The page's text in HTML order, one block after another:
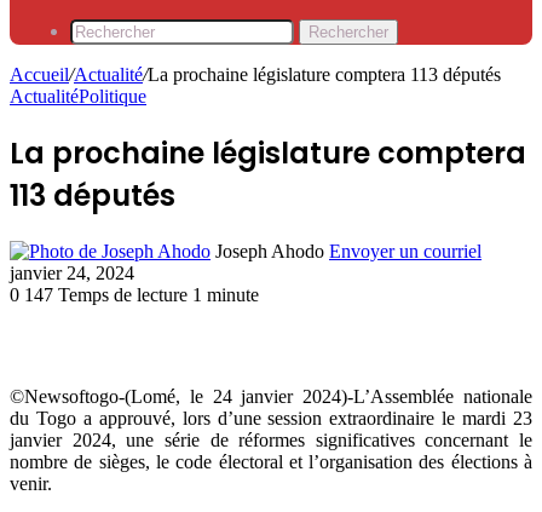
Rechercher
Accueil/Actualité/La prochaine législature comptera 113 députés
ActualitéPolitique
La prochaine législature comptera
113 députés
Joseph Ahodo Envoyer un courriel
janvier 24, 2024
0 147 Temps de lecture 1 minute
©Newsoftogo-(Lomé, le 24 janvier 2024)-L’Assemblée nationale
du Togo a approuvé, lors d’une session extraordinaire le mardi 23
janvier 2024, une série de réformes significatives concernant le
nombre de sièges, le code électoral et l’organisation des élections à
venir.